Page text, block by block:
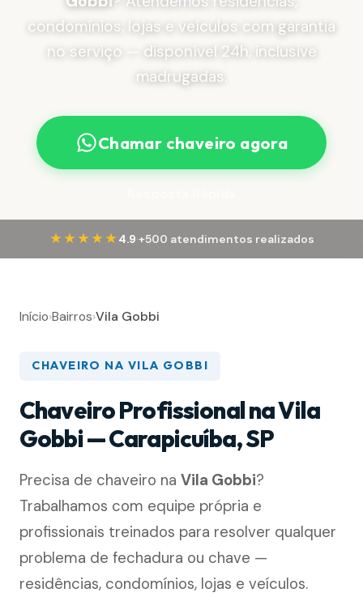
condomínios, lojas e veículos com garantia
no serviço — disponível 24h, inclusive
madrugadas.
Chamar chaveiro agora
★★★★★ 4.9·+500 atendimentos realizados
Início›Bairros›Vila Gobbi
CHAVEIRO NA VILA GOBBI
Chaveiro Profissional na Vila
Gobbi — Carapicuíba, SP
Precisa de chaveiro na Vila Gobbi?
Trabalhamos com equipe própria e
profissionais treinados para resolver qualquer
problema de fechadura ou chave —
residências, condomínios, lojas e veículos.